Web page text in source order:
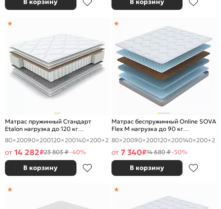
В корзину В корзину
Матрас пружинный Стандарт
Etalon нагрузка до 120 кг
1200x2000
80×20090×200120×200140×200+2
от 14 282₽23 803 ₽-40%
В корзину
Матрас беспружинный Online SOVA
Flex M нагрузка до 90 кг
1200x2000
80×20090×200120×200140×200+2
от 7 340₽14 680 ₽-50%
В корзину